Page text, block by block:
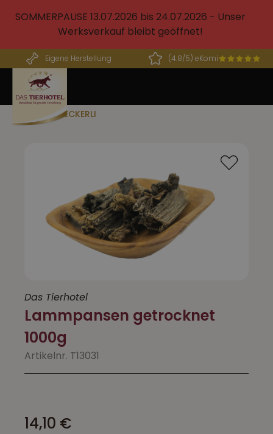
springen
SOMMERPAUSE 13.07.2026 bis 24.07.2026 - Unser
Werksverkauf bleibt geöffnet!
Eigene Herstellung (4.8/5) eKomi
BARF LECKERLI
Das Tierhotel
Lammpansen getrocknet
1000g
Artikelnr. T13031
14,10 €